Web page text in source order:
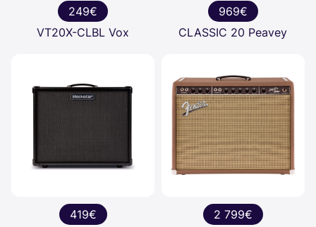
249€
VT20X-CLBL Vox
969€
CLASSIC 20 Peavey
419€
2 799€